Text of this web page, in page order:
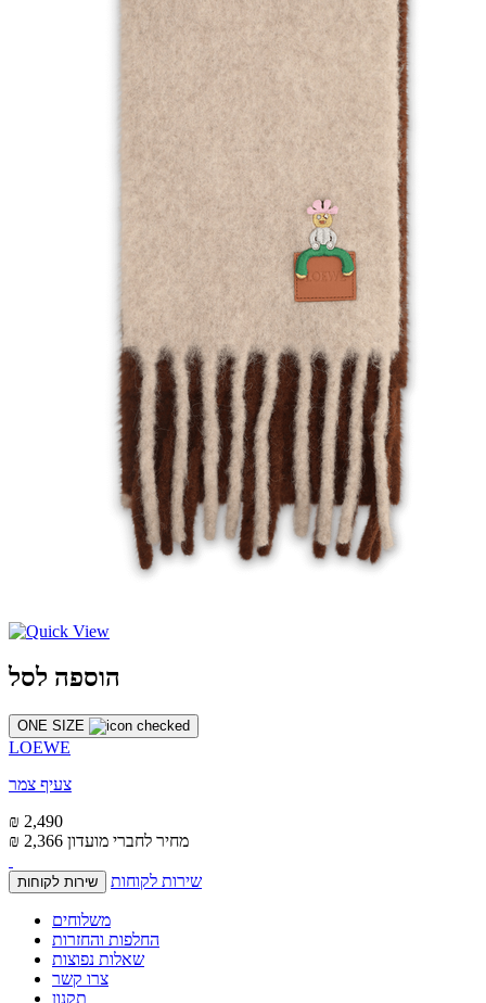
הוספה לסל
ONE SIZE
LOEWE
צעיף צמר
₪ 2,490
₪ 2,366 מחיר לחברי מועדון
שירות לקוחות שירות לקוחות
משלוחים
החלפות והחזרות
שאלות נפוצות
צרו קשר
תקנון